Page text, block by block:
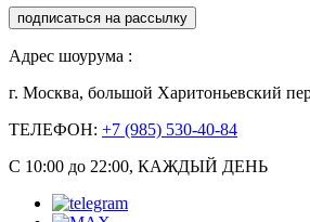
подписаться на рассылку
Адрес шоурума :
г. Москва, большой Харитоньевский
ТЕЛЕФОН: +7 (985) 530-40-84
С 10:00 до 22:00, КАЖДЫЙ ДЕНЬ